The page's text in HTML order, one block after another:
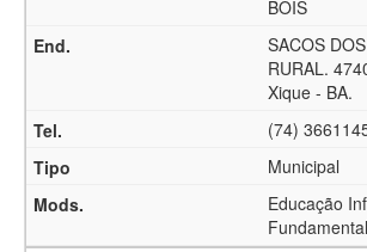
BOIS
SACOS
RURAL.
Xique - BA.
(74)
Municipal
Educação
Fundamental